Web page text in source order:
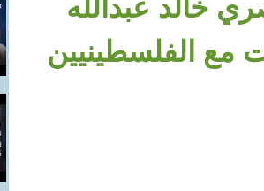
خالد عبدالله